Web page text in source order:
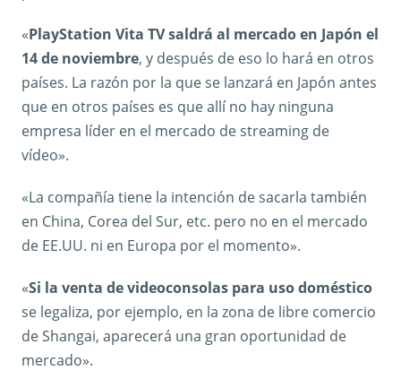
«PlayStation Vita TV saldrá al mercado en Japón el
14 de noviembre, y después de eso lo hará en otros
países. La razón por la que se lanzará en Japón antes
que en otros países es que allí no hay ninguna
empresa líder en el mercado de streaming de
vídeo».
«La compañía tiene la intención de sacarla también
en China, Corea del Sur, etc. pero no en el mercado
de EE.UU. ni en Europa por el momento».
«Si la venta de videoconsolas para uso doméstico
se legaliza, por ejemplo, en la zona de libre comercio
de Shangai, aparecerá una gran oportunidad de
mercado».